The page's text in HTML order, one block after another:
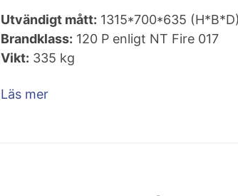
Utvändigt mått: 1315*700*635
Brandklass: 120 P enligt NT Fire 017
Vikt: 335 kg
Läs mer